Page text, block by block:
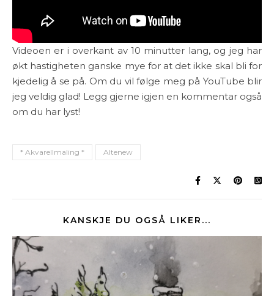
Videoen er i overkant av 10 minutter lang, og jeg har
økt hastigheten ganske mye for at det ikke skal bli for
kjedelig å se på. Om du vil følge meg på YouTube blir
jeg veldig glad! Legg gjerne igjen en kommentar også
om du har lyst!
* Akvarellmaling * Altenew
KANSKJE DU OGSÅ LIKER...